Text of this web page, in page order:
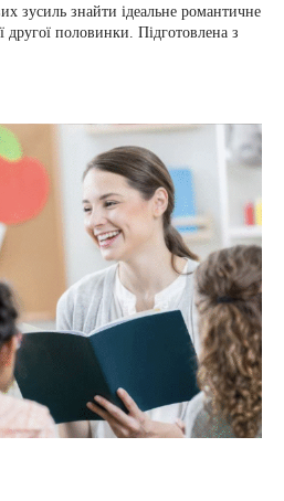
зусиль знайти ідеальне романтичне
другої половинки. Підготовлена з